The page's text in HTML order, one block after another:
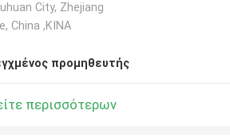
City, Zhejiang
China ,ΚΙΝΑ
προμηθευτής
περισσότερων